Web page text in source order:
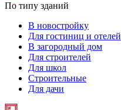
По типу зданий
В новостройку
Для гостиниц и отелей
В загородный дом
Для строителей
Для школ
Строительные
Для дачи